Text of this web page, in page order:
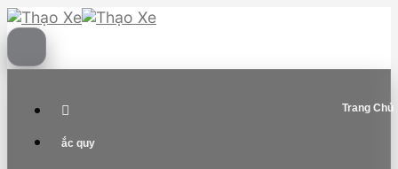
Skip
to
content
Trang Chủ
ắc quy